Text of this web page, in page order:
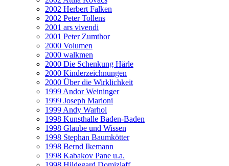
2002 Herbert Falken
2002 Peter Tollens
2001 ars vivendi
2001 Peter Zumthor
2000 Volumen
2000 walkmen
2000 Die Schenkung Härle
2000 Kinderzeichnungen
2000 Über die Wirklichkeit
1999 Andor Weininger
1999 Joseph Marioni
1999 Andy Warhol
1998 Kunsthalle Baden-Baden
1998 Glaube und Wissen
1998 Stephan Baumkötter
1998 Bernd Ikemann
1998 Kabakov Pane u.a.